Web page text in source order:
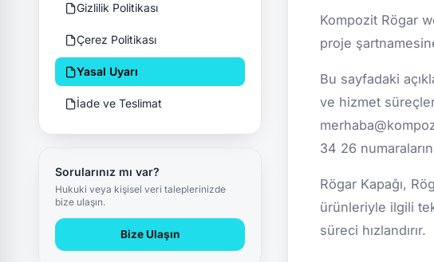
Gizlilik Politikası
Çerez Politikası
Yasal Uyarı
İade ve Teslimat
Sorularınız mı var?
Hukuki veya kişisel veri taleplerinizde
bize ulaşın.
Bize Ulaşın
Kompozit Rögar
proje
Bu sayfadaki
ve hizmet
34 26
Rögar Kapağı,
ürünleriyle ilgili
süreci hızlandırır.